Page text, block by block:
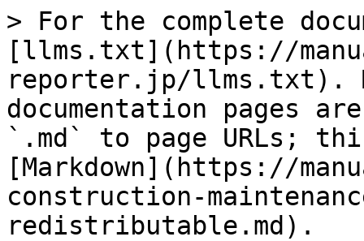
> For the complete
[llms.txt](https://
reporter.jp/llms.txt).
documentation pages
`.md` to page URLs;
[Markdown](https://
construction-
redistributable.md).